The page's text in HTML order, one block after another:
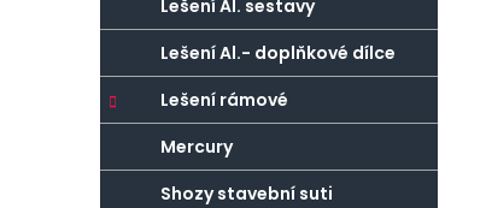
Lešení Al. sestavy
Lešení Al.- doplňkové dílce
Lešení rámové
Mercury
Shozy stavební suti